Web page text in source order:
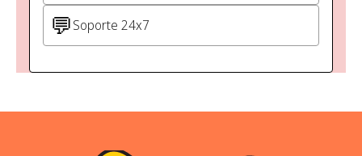
💬Soporte 24x7